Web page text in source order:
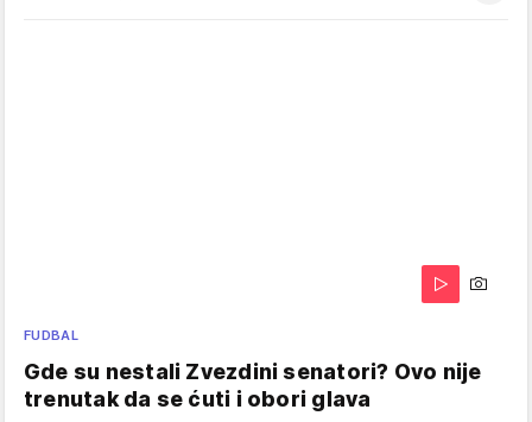
FUDBAL
Gde su nestali Zvezdini senatori? Ovo nije
trenutak da se ćuti i obori glava